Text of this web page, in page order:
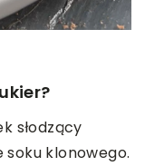
słodzący
klonowego.